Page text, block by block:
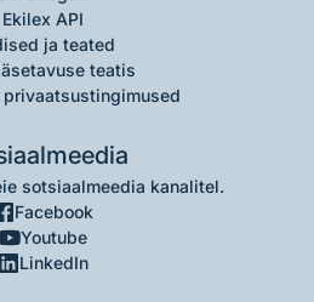
Ekilex API
ja teated
teatis
sotsiaalmeedia kanalitel.
Facebook
Youtube
LinkedIn